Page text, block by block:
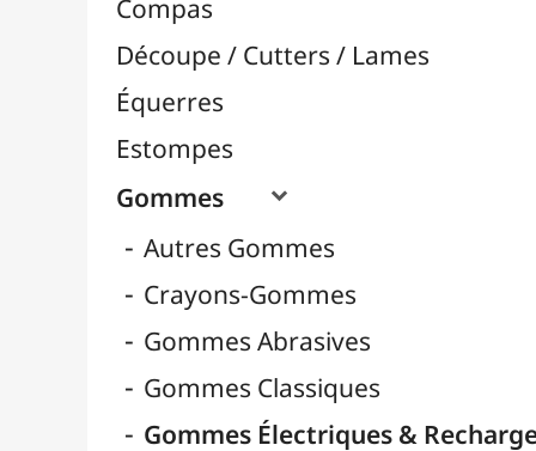
Crayons-Gommes
Gommes Abrasives
Gommes Classiques
Gommes Électriques & Recharges
Mies de Pain
Pochoirs
Rapporteurs
Règles / Mesures
Taille-Crayons

Tapis de Coupe